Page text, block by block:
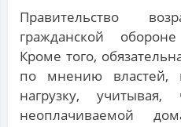
Правительство
гражданской
Кроме того,
по мнению властей,
нагрузку,
неоплачиваемой